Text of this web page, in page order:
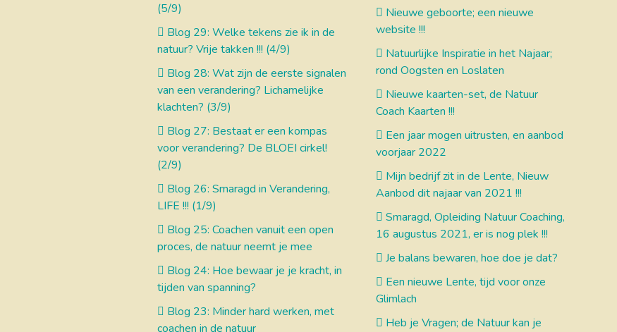
(5/9)
Blog 29: Welke tekens zie ik in de
natuur? Vrije takken !!! (4/9)
Blog 28: Wat zijn de eerste signalen
van een verandering? Lichamelijke
klachten? (3/9)
Blog 27: Bestaat er een kompas
voor verandering? De BLOEI cirkel!
(2/9)
Blog 26: Smaragd in Verandering,
LIFE !!! (1/9)
Blog 25: Coachen vanuit een open
proces, de natuur neemt je mee
Blog 24: Hoe bewaar je je kracht, in
tijden van spanning?
Blog 23: Minder hard werken, met
coachen in de natuur
Nieuwe geboorte; een nieuwe
website !!!
Natuurlijke Inspiratie in het Najaar;
rond Oogsten en Loslaten
Nieuwe kaarten-set, de Natuur
Coach Kaarten !!!
Een jaar mogen uitrusten, en aanbod
voorjaar 2022
Mijn bedrijf zit in de Lente, Nieuw
Aanbod dit najaar van 2021 !!!
Smaragd, Opleiding Natuur Coaching,
16 augustus 2021, er is nog plek !!!
Je balans bewaren, hoe doe je dat?
Een nieuwe Lente, tijd voor onze
Glimlach
Heb je Vragen; de Natuur kan je